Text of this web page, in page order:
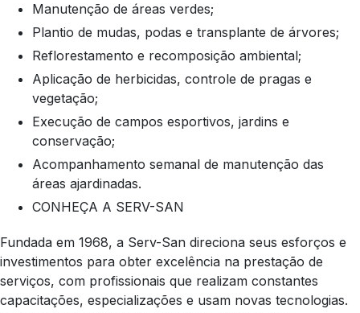
Manutenção de áreas verdes;
Plantio de mudas, podas e transplante de árvores;
Reflorestamento e recomposição ambiental;
Aplicação de herbicidas, controle de pragas e
vegetação;
Execução de campos esportivos, jardins e
conservação;
Acompanhamento semanal de manutenção das
áreas ajardinadas.
CONHEÇA A SERV-SAN
Fundada em 1968, a Serv-San direciona seus esforços e
investimentos para obter excelência na prestação de
serviços, com profissionais que realizam constantes
capacitações, especializações e usam novas tecnologias.